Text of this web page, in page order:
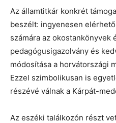
Az államtitkár konkrét
beszélt: ingyenesen
számára az okostankönyvek
pedagógusigazolvány és
módosítása a horvátországi
Ezzel szimbolikusan is
részévé válnak a Kárpát-
Az eszéki találkozón részt